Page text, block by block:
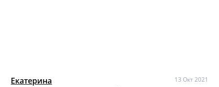
Екатерина 13 Окт 2021